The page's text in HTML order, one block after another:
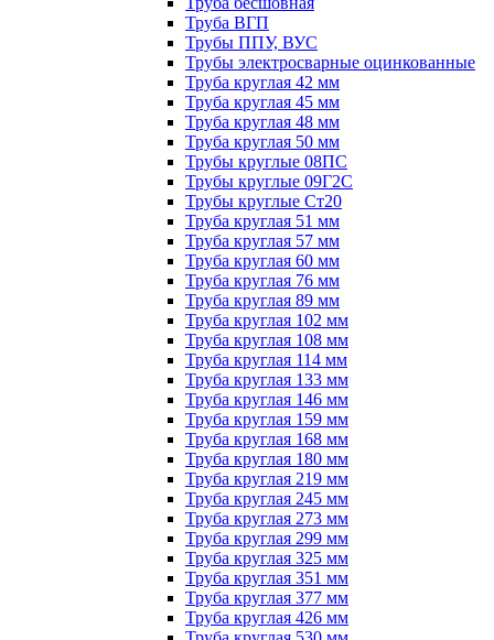
Труба ВГП
Трубы ППУ, ВУС
Трубы электросварные оцинкованные
Труба круглая 42 мм
Труба круглая 45 мм
Труба круглая 48 мм
Труба круглая 50 мм
Трубы круглые 08ПС
Трубы круглые 09Г2С
Трубы круглые Ст20
Труба круглая 51 мм
Труба круглая 57 мм
Труба круглая 60 мм
Труба круглая 76 мм
Труба круглая 89 мм
Труба круглая 102 мм
Труба круглая 108 мм
Труба круглая 114 мм
Труба круглая 133 мм
Труба круглая 146 мм
Труба круглая 159 мм
Труба круглая 168 мм
Труба круглая 180 мм
Труба круглая 219 мм
Труба круглая 245 мм
Труба круглая 273 мм
Труба круглая 299 мм
Труба круглая 325 мм
Труба круглая 351 мм
Труба круглая 377 мм
Труба круглая 426 мм